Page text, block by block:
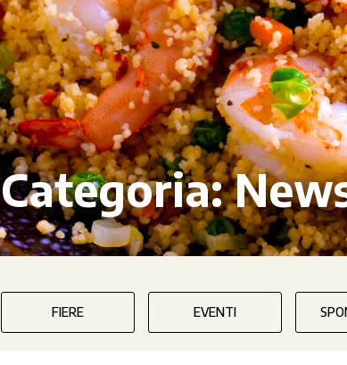
Categoria:
FIERE EVENTI